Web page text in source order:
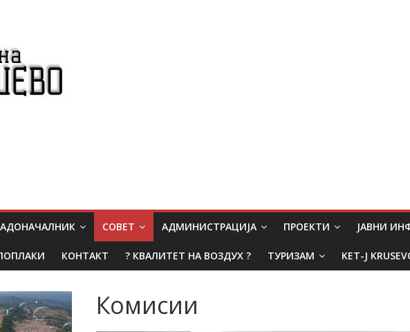
СОВЕТ АДМИНИСТРАЦИЈА ПРОЕКТИ ЈАВНИ
КОНТАКТ ? КВАЛИТЕТ НА ВОЗДУХ ? ТУРИЗАМ KET-J
Комисии